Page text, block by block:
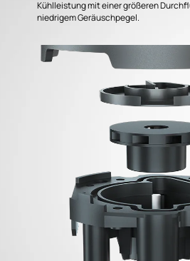
Kühlleistung mit einer größeren
niedrigem Geräuschpegel.